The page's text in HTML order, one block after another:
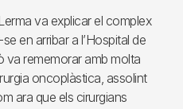
va explicar el complex
en arribar a l’Hospital de
va rememorar amb molta
oncoplàstica, assolint
ara que els cirurgians